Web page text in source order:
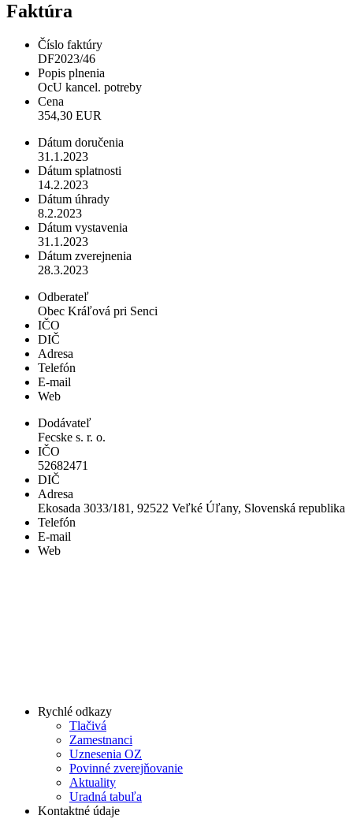
Faktúra
Číslo faktúry
DF2023/46
Popis plnenia
OcU kancel. potreby
Cena
354,30 EUR
Dátum doručenia
31.1.2023
Dátum splatnosti
14.2.2023
Dátum úhrady
8.2.2023
Dátum vystavenia
31.1.2023
Dátum zverejnenia
28.3.2023
Odberateľ
Obec Kráľová pri Senci
IČO
DIČ
Adresa
Telefón
E-mail
Web
Dodávateľ
Fecske s. r. o.
IČO
52682471
DIČ
Adresa
Ekosada 3033/181, 92522 Veľké Úľany, Slovenská republika
Telefón
E-mail
Web
Rychlé odkazy
Tlačivá
Zamestnanci
Uznesenia OZ
Povinné zverejňovanie
Aktuality
Uradná tabuľa
Kontaktné údaje